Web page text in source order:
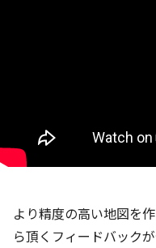
より精度の高い地図を
ら頂くフィードバック